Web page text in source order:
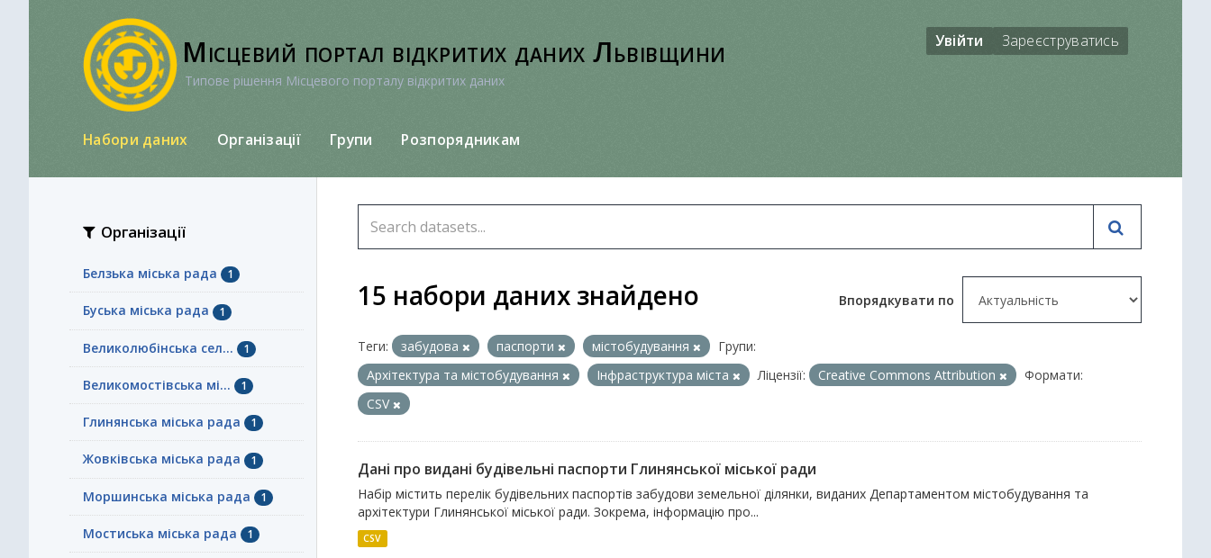
Місцевий портал відкритих даних Львівщини
Типове рішення Місцевого порталу відкритих даних
Увійти Зареєструватись
Набори даних Організації Групи Розпорядникам
Організації
Белзька міська рада 1
Буська міська рада 1
Великолюбінська сел... 1
Великомостівська мі... 1
Глинянська міська рада 1
Жовківська міська рада 1
Моршинська міська рада 1
Мостиська міська рада 1
Впорядкувати по
15 набори даних знайдено
Теги: забудова паспорти містобудування
Групи:
Архітектура та містобудування
Інфраструктура міста Ліцензії: Creative Commons Attribution
Формати:
CSV
Дані про видані будівельні паспорти Глинянської міської ради
Набір містить перелік будівельних паспортів забудови земельної ділянки, виданих Департаментом містобудування та
архітектури Глинянської міської ради. Зокрема, інформацію про...
CSV